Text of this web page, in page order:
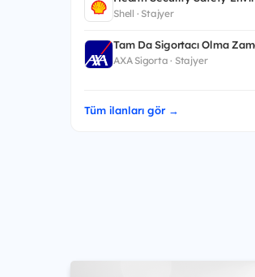
Shell · Stajyer
Tam Da Sigortacı Olma
AXA Sigorta · Stajyer
Tüm ilanları gör →